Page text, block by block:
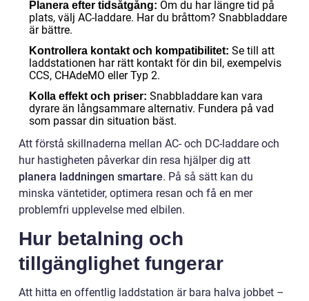
Planera efter tidsåtgång: Om du har längre tid på
plats, välj AC-laddare. Har du bråttom? Snabbladdare
är bättre.
Kontrollera kontakt och kompatibilitet: Se till att
laddstationen har rätt kontakt för din bil, exempelvis
CCS, CHAdeMO eller Typ 2.
Kolla effekt och priser: Snabbladdare kan vara
dyrare än långsammare alternativ. Fundera på vad
som passar din situation bäst.
Att förstå skillnaderna mellan AC- och DC-laddare och
hur hastigheten påverkar din resa hjälper dig att
planera laddningen smartare. På så sätt kan du
minska väntetider, optimera resan och få en mer
problemfri upplevelse med elbilen.
Hur betalning och
tillgänglighet fungerar
Att hitta en offentlig laddstation är bara halva jobbet –